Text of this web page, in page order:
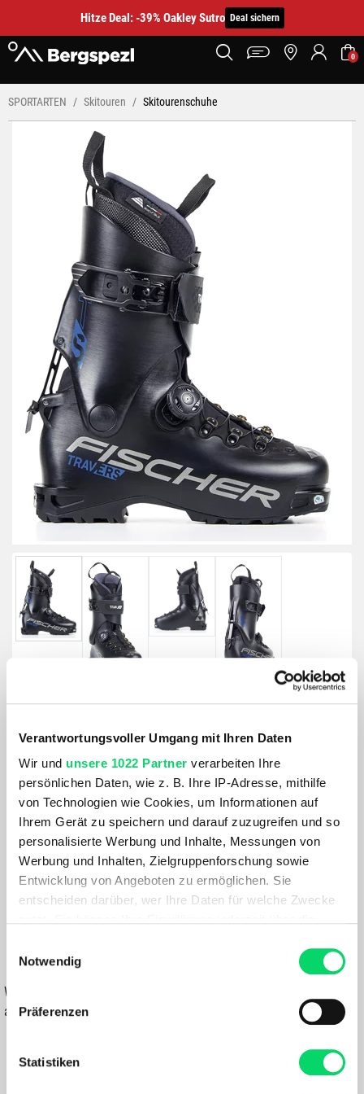
Verantwortungsvoller Umgang mit Ihren Daten
Wir und unsere 1022 Partner verarbeiten Ihre
persönlichen Daten, wie z. B. Ihre IP-Adresse, mithilfe
von Technologien wie Cookies, um Informationen auf
Ihrem Gerät zu speichern und darauf zuzugreifen und so
personalisierte Werbung und Inhalte, Messungen von
Werbung und Inhalten, Zielgruppenforschung sowie
Entwicklung von Angeboten zu ermöglichen. Sie
entscheiden darüber, wer Ihre Daten für welche Zwecke
Trigger Symbol ändern oder widerrufen
Informationen über Ihre geografische Lage
können
Notwendig
Präferenzen
Statistiken
Hitze Deal: -39% Oakley Sutro Deal sichern
0
SPORTARTEN Skitouren Skitourenschuhe
Fischer Herren Travers Ts
Artikelnummer: 1156575
Größe:
29.5
Farbe:
SCHWARZ
Wähle eine Variante aus, um die Verfügbarkeit in unseren Filialen
anzuzeigen
Wir rufen dich an und beraten dich gerne.